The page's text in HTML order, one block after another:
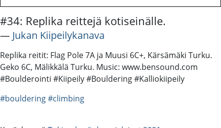
#34: Replika reittejä kotiseinälle.
― Jukan Kiipeilykanava
Replika reitit: Flag Pole 7A ja Muusi 6C+, Kärsämäki Turku.
Geko 6C, Mälikkälä Turku. Music: www.bensound.com
#Boulderointi #Kiipeily #Bouldering #Kalliokiipeily
#bouldering#climbing